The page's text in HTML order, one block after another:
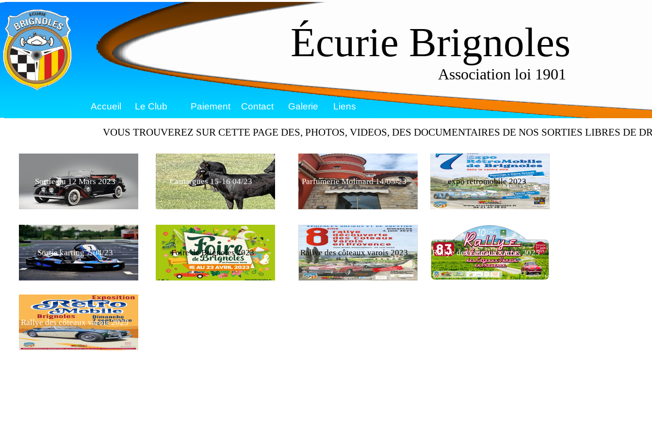
VOUS TROUVEREZ SUR CETTE PAGE DES, PHOTOS, VIDEOS, DES DOCUMENTAIRES DE NOS SORTIES LIBRES DE
Écurie Brignoles
Association loi 1901
Sortie du 12 Mars 2023
Sortie karting 7/04/23
Camargues 15-16 04/23
Foire de Brignoles 2023
Parfumerie Molinard 14/05/23
Accueil Le Club Paiement Liens
Contact Galerie
Rallye des côteaux varois 2023
expo retromobile 2023
Rallye des côteaux varois 2025
Rallye des côteaux varois 2025